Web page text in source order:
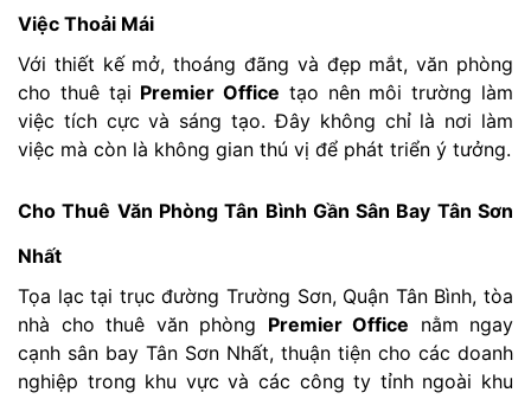
Việc Thoải Mái
Với thiết kế mở, thoáng đãng và đẹp mắt, văn phòng
cho thuê tại Premier Office tạo nên môi trường làm
việc tích cực và sáng tạo. Đây không chỉ là nơi làm
việc mà còn là không gian thú vị để phát triển ý tưởng.
Cho Thuê Văn Phòng Tân Bình Gần Sân Bay Tân Sơn
Nhất
Tọa lạc tại trục đường Trường Sơn, Quận Tân Bình, tòa
nhà cho thuê văn phòng Premier Office nằm ngay
cạnh sân bay Tân Sơn Nhất, thuận tiện cho các doanh
nghiệp trong khu vực và các công ty tỉnh ngoài khu